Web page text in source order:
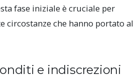
fase iniziale è cruciale per
circostanze che hanno portato al
e indiscrezioni